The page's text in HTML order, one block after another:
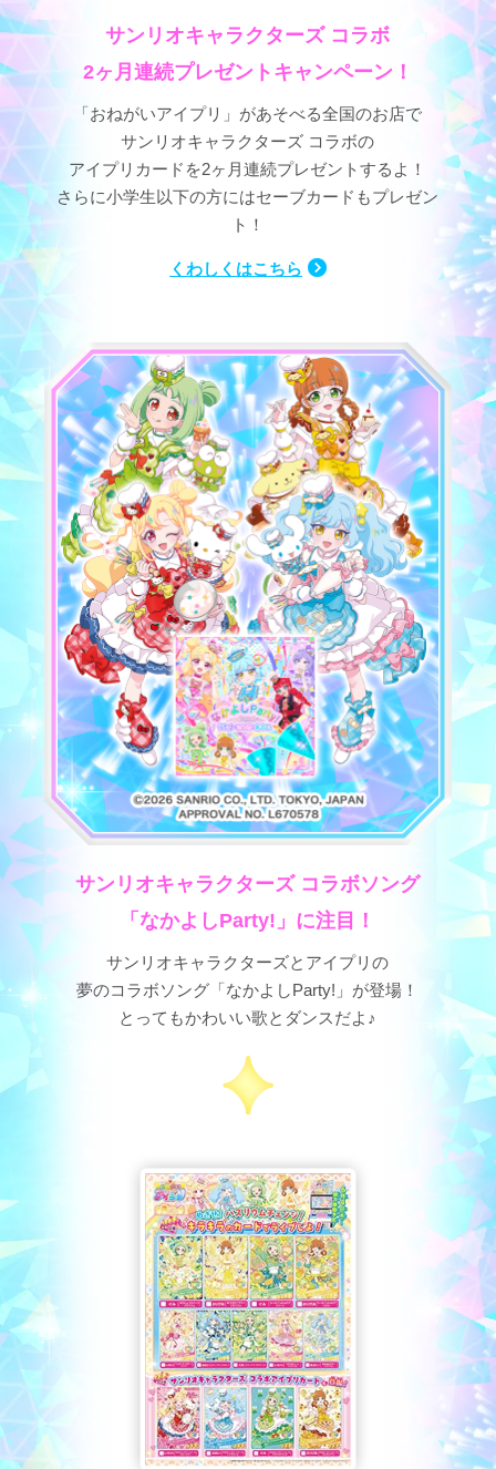
サンリオキャラクターズ コラボ
2ヶ月連続プレゼントキャンペーン！
「おねがいアイプリ」があそべる全国のお店で
サンリオキャラクターズ コラボの
アイプリカードを2ヶ月連続プレゼントするよ！
さらに小学生以下の方にはセーブカードもプレゼン
ト！
くわしくはこちら
サンリオキャラクターズ コラボソング
「なかよしParty!」に注目！
サンリオキャラクターズとアイプリの
夢のコラボソング「なかよしParty!」が登場！
とってもかわいい歌とダンスだよ♪